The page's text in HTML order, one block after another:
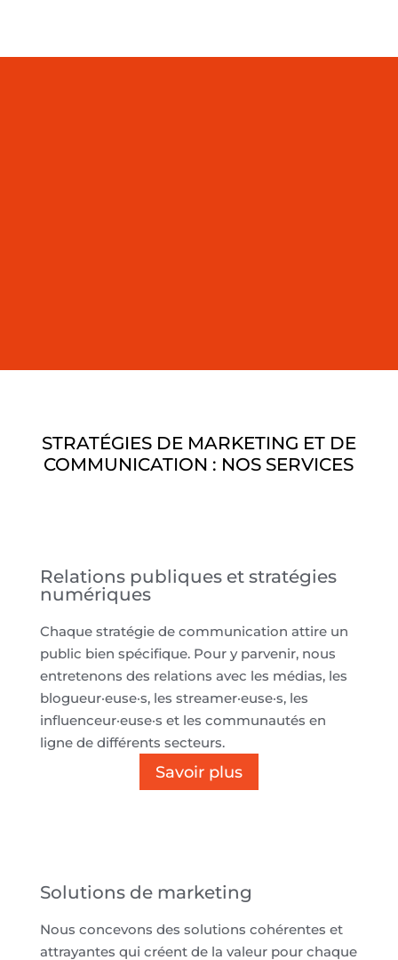
STRATÉGIES DE MARKETING ET DE
COMMUNICATION : NOS SERVICES
Relations publiques et stratégies
numériques
Chaque stratégie de communication attire un
public bien spécifique. Pour y parvenir, nous
entretenons des relations avec les médias, les
blogueur·euse·s, les streamer·euse·s, les
influenceur·euse·s et les communautés en
ligne de différents secteurs.
Savoir plus
Solutions de marketing
Nous concevons des solutions cohérentes et
attrayantes qui créent de la valeur pour chaque